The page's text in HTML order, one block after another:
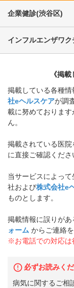
企業健診(渋谷区)
インフルエンザワク
《掲
掲載している各種
社eヘルスケアが調
載に努めておりま
ん。
掲載されている医
に直接ご確認くださ
当サービスによっ
社および株式会社e
ものとします。
掲載情報に誤りがあ
ォーム からご連絡
※お電話での対応は
必ずお読みく
病気に関するご相